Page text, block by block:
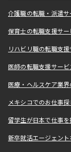
介護職の転職・派遣
保育士の転職支援サ
リハビリ職の転職支
医師の転職支援サー
医療・ヘルスケア業
メキシコでのお仕事
留学生が日本で仕事
新卒就活エージェン